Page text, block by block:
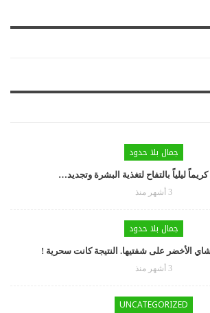
جمال بلا حدود
ليلياً بالتفاح لتغذية البشرة وتجديد…
3 أشهر منذ
جمال بلا حدود
الأخضر على شفتيها. النتيجة كانت سحرية !
3 أشهر منذ
UNCATEGORIZED